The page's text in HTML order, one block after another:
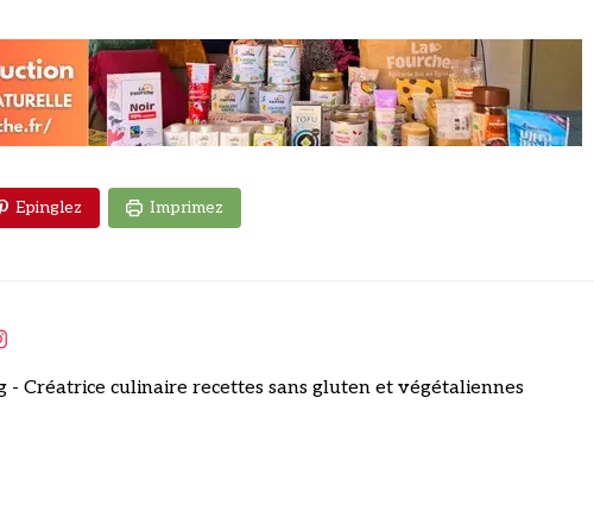
Epinglez Imprimez
- Créatrice culinaire recettes sans gluten et végétaliennes